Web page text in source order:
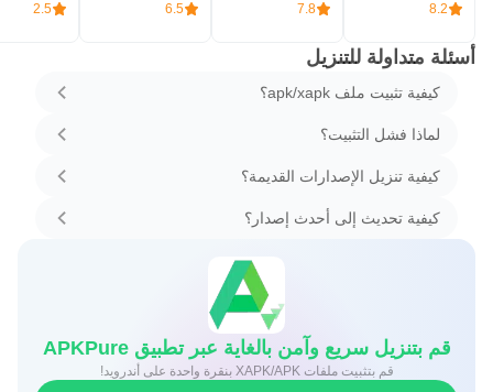
8.2
7.8
6.5
2.5
أسئلة متداولة للتنزيل
كيفية تثبيت ملف apk/xapk؟
لماذا فشل التثبيت؟
كيفية تنزيل الإصدارات القديمة؟
كيفية تحديث إلى أحدث إصدار؟
قم بتنزيل سريع وآمن بالغاية عبر تطبيق APKPure
قم بتثبيت ملفات XAPK/APK بنقرة واحدة على أندرويد!